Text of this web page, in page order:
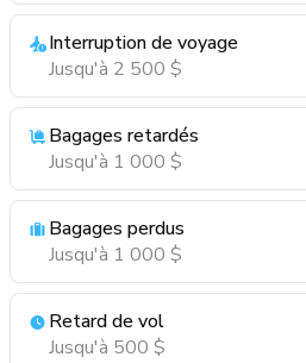
Interruption de voyage
Jusqu'à 2 500 $
Bagages retardés
Jusqu'à 1 000 $
Bagages perdus
Jusqu'à 1 000 $
Retard de vol
Jusqu'à 500 $